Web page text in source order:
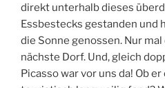
direkt unterhalb dieses
Essbestecks gestanden und
die Sonne genossen. Nur
nächste Dorf. Und, gleich
Picasso war vor uns da! Ob